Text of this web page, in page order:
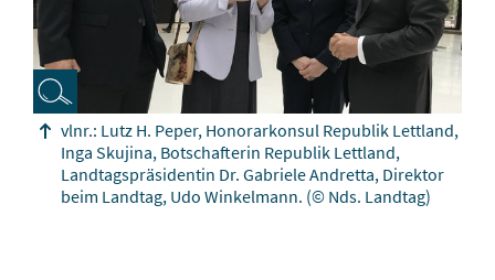
vlnr.: Lutz H. Peper, Honorarkonsul Republik Lettland,
Inga Skujina, Botschafterin Republik Lettland,
Landtagspräsidentin Dr. Gabriele Andretta, Direktor
beim Landtag, Udo Winkelmann. (© Nds. Landtag)